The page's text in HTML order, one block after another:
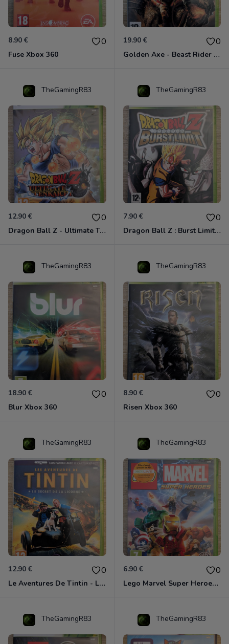
8.90 € 0
Fuse Xbox 360
19.90 € 0
Golden Axe - Beast Rider Xbox 360
TheGamingR83
12.90 € 0
Dragon Ball Z - Ultimate Tenkaichi Xbox 360
TheGamingR83
7.90 € 0
Dragon Ball Z : Burst Limit Xbox 360
TheGamingR83
18.90 € 0
Blur Xbox 360
TheGamingR83
8.90 € 0
Risen Xbox 360
TheGamingR83
12.90 € 0
Le Aventures De Tintin - Le Secret De La Licorne Xbox 360
TheGamingR83
6.90 € 0
Lego Marvel Super Heroes Xbox 360
TheGamingR83 TheGamingR83